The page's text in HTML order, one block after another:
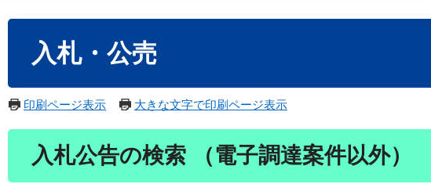
入札・公売
印刷ページ表示 大きな文字で印刷ページ表示
入札公告の検索 （電子調達案件以外）